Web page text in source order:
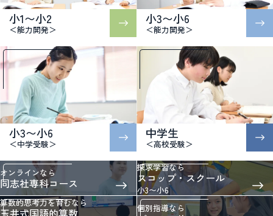
小1〜小2
＜能力開発＞
小3〜小6
＜能力開発＞
小3〜小6
＜中学受験＞
中学生
＜高校受験＞
オンラインなら
同志社専科コース
探求学習なら
スコップ・スクール
小3〜小6
算数的思考力を育むなら
玉井式国語的算数 個別指導なら